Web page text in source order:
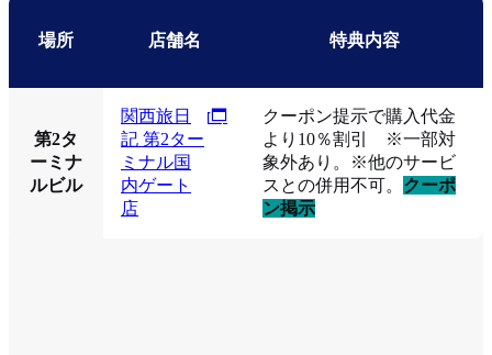
場所 店舗名 特典内容
第2タ
ーミナ
ルビル
関西旅日
記 第2ター
ミナル国
内ゲート
店
クーポン提示で購入代金
より10％割引 ※一部対
象外あり。※他のサービ
スとの併用不可。 クーポ
ン掲示